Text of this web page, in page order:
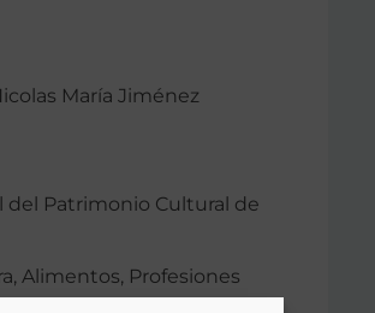
María Jiménez
del Patrimonio Cultural de
Alimentos, Profesiones